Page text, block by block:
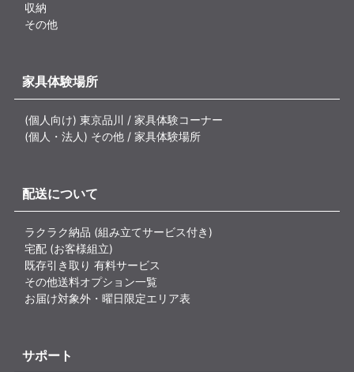
収納
その他
家具体験場所
(個人向け) 東京品川 / 家具体験コーナー
(個人・法人) その他 / 家具体験場所
配送について
ラクラク納品 (組み立てサービス付き)
宅配 (お客様組立)
既存引き取り 有料サービス
その他送料オプション一覧
お届け対象外・曜日限定エリア表
サポート